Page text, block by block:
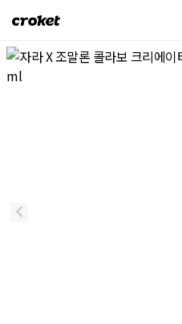
크
켓